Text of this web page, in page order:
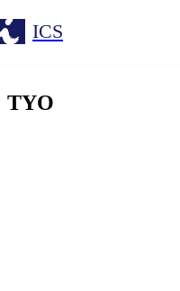
ICS
TYO